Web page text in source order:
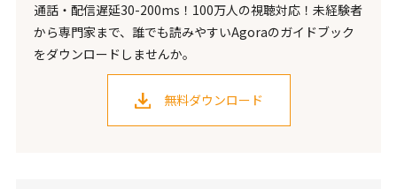
通話・配信遅延30-200ms！100万人の視聴対応！未経験者
から専門家まで、誰でも読みやすいAgoraのガイドブック
をダウンロードしませんか。
無料ダウンロード